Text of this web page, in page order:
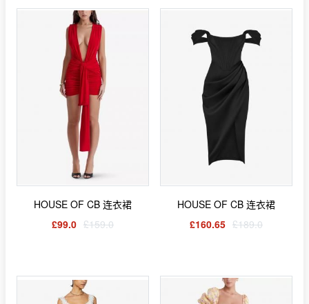
HOUSE OF CB 连衣裙
£99.0 £159.0
HOUSE OF CB 连衣裙
£160.65 £189.0